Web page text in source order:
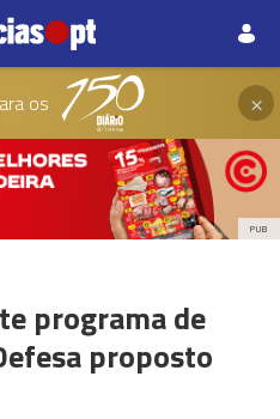
os ×
PUB
programa de
proposto